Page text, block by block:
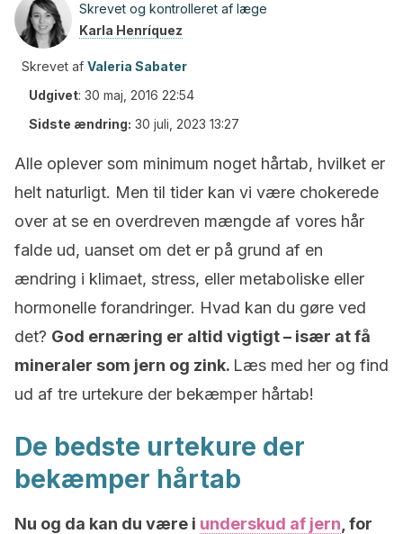
Skrevet og kontrolleret af læge
Karla Henríquez
Skrevet af Valeria Sabater
Udgivet: 30 maj, 2016 22:54
Sidste ændring: 30 juli, 2023 13:27
Alle oplever som minimum noget hårtab, hvilket er
helt naturligt. Men til tider kan vi være chokerede
over at se en overdreven mængde af vores hår
falde ud, uanset om det er på grund af en
ændring i klimaet, stress, eller metaboliske eller
hormonelle forandringer. Hvad kan du gøre ved
det? God ernæring er altid vigtigt – især at få
mineraler som jern og zink. Læs med her og find
ud af tre urtekure der bekæmper hårtab!
De bedste urtekure der
bekæmper hårtab
Nu og da kan du være i underskud af jern , for